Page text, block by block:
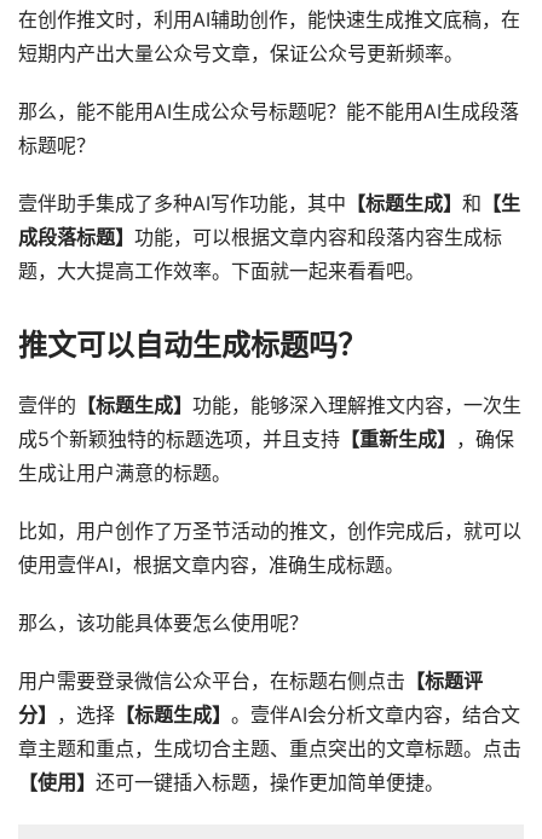
在创作推文时，利用AI辅助创作，能快速生成推文底稿，在
短期内产出大量公众号文章，保证公众号更新频率。
那么，能不能用AI生成公众号标题呢？能不能用AI生成段落
标题呢？
壹伴助手集成了多种AI写作功能，其中 【标题生成】 和 【生
成段落标题】 功能，可以根据文章内容和段落内容生成标
题，大大提高工作效率。下面就一起来看看吧。
推文可以自动生成标题吗？
壹伴的 【标题生成】 功能，能够深入理解推文内容，一次生
成5个新颖独特的标题选项，并且支持 【重新生成】
，确保
生成让用户满意的标题。
比如，用户创作了万圣节活动的推文，创作完成后，就可以
使用壹伴AI，根据文章内容，准确生成标题。
那么，该功能具体要怎么使用呢？
用户需要登录微信公众平台，在标题右侧点击 【标题评
分】
，选择 【标题生成】 。壹伴AI会分析文章内容，结合文
章主题和重点，生成切合主题、重点突出的文章标题。点击
【使用】 还可一键插入标题，操作更加简单便捷。